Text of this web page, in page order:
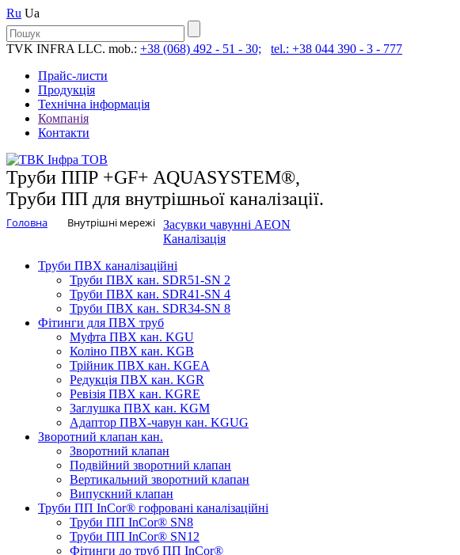
Ru Ua
TVK INFRA LLC. mob.: +38 (068) 492 - 51 - 30;
tel.: +38 044 390 - 3 - 777
Прайс-листи
Продукція
Технічна інформація
Компанія
Контакти
Труби ППР +GF+ AQUASYSTEM®,
Труби ПП для внутрішньої каналізації.
Головна Внутрішні мережі Засувки чавунні AEON
Каналізація
Труби ПВХ каналізаційні
Труби ПВХ кан. SDR51-SN 2
Труби ПВХ кан. SDR41-SN 4
Труби ПВХ кан. SDR34-SN 8
Фітинги для ПВХ труб
Муфта ПВХ кан. KGU
Коліно ПВХ кан. KGB
Трійник ПВХ кан. KGEA
Редукція ПВХ кан. KGR
Ревізія ПВХ кан. KGRE
Заглушка ПВХ кан. KGM
Адаптор ПВХ-чавун кан. KGUG
Зворотний клапан кан.
Зворотний клапан
Подвійний зворотний клапан
Вертикальний зворотний клапан
Випускний клапан
Труби ПП InCor® гофровані каналізаційні
Труби ПП InCor® SN8
Труби ПП InCor® SN12
Фітинги до труб ПП InCor®